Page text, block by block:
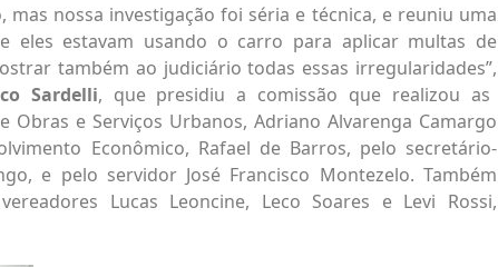
mas nossa investigação foi séria e técnica, e reuniu uma
eles estavam usando o carro para aplicar multas de
também ao judiciário todas essas irregularidades”,
Sardelli, que presidiu a comissão que realizou as
Obras e Serviços Urbanos, Adriano Alvarenga Camargo
Econômico, Rafael de Barros, pelo secretário-
e pelo servidor José Francisco Montezelo. Também
Lucas Leoncine, Leco Soares e Levi Rossi,